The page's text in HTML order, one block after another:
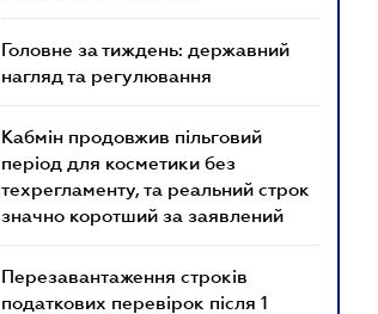
Головне за тиждень: державний
нагляд та регулювання
Кабмін продовжив пільговий
період для косметики без
техрегламенту, та реальний строк
значно коротший за заявлений
Перезавантаження строків
податкових перевірок після 1